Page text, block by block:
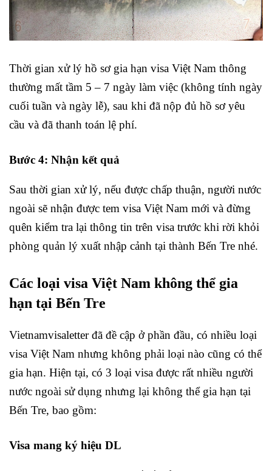
Thời gian xử lý hồ sơ gia hạn visa Việt Nam thông
thường mất tầm 5 – 7 ngày làm việc (không tính ngày
cuối tuần và ngày lễ), sau khi đã nộp đủ hồ sơ yêu
cầu và đã thanh toán lệ phí.
Bước 4: Nhận kết quả
Sau thời gian xử lý, nếu được chấp thuận, người nước
ngoài sẽ nhận được tem visa Việt Nam mới và đừng
quên kiểm tra lại thông tin trên visa trước khi rời khỏi
phòng quản lý xuất nhập cảnh tại thành Bến Tre nhé.
Các loại visa Việt Nam không thể gia
hạn tại Bến Tre
Vietnamvisaletter đã đề cập ở phần đầu, có nhiều loại
visa Việt Nam nhưng không phải loại nào cũng có thể
gia hạn. Hiện tại, có 3 loại visa được rất nhiều người
nước ngoài sử dụng nhưng lại không thể gia hạn tại
Bến Tre, bao gồm:
Visa mang ký hiệu DL